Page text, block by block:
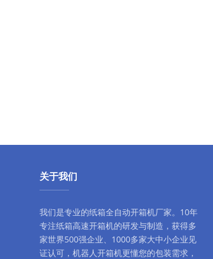
关于我们
我们是专业的纸箱全自动开箱机厂家。10年
专注纸箱高速开箱机的研发与制造，获得多
家世界500强企业、1000多家大中小企业见
证认可，机器人开箱机更懂您的包装需求，